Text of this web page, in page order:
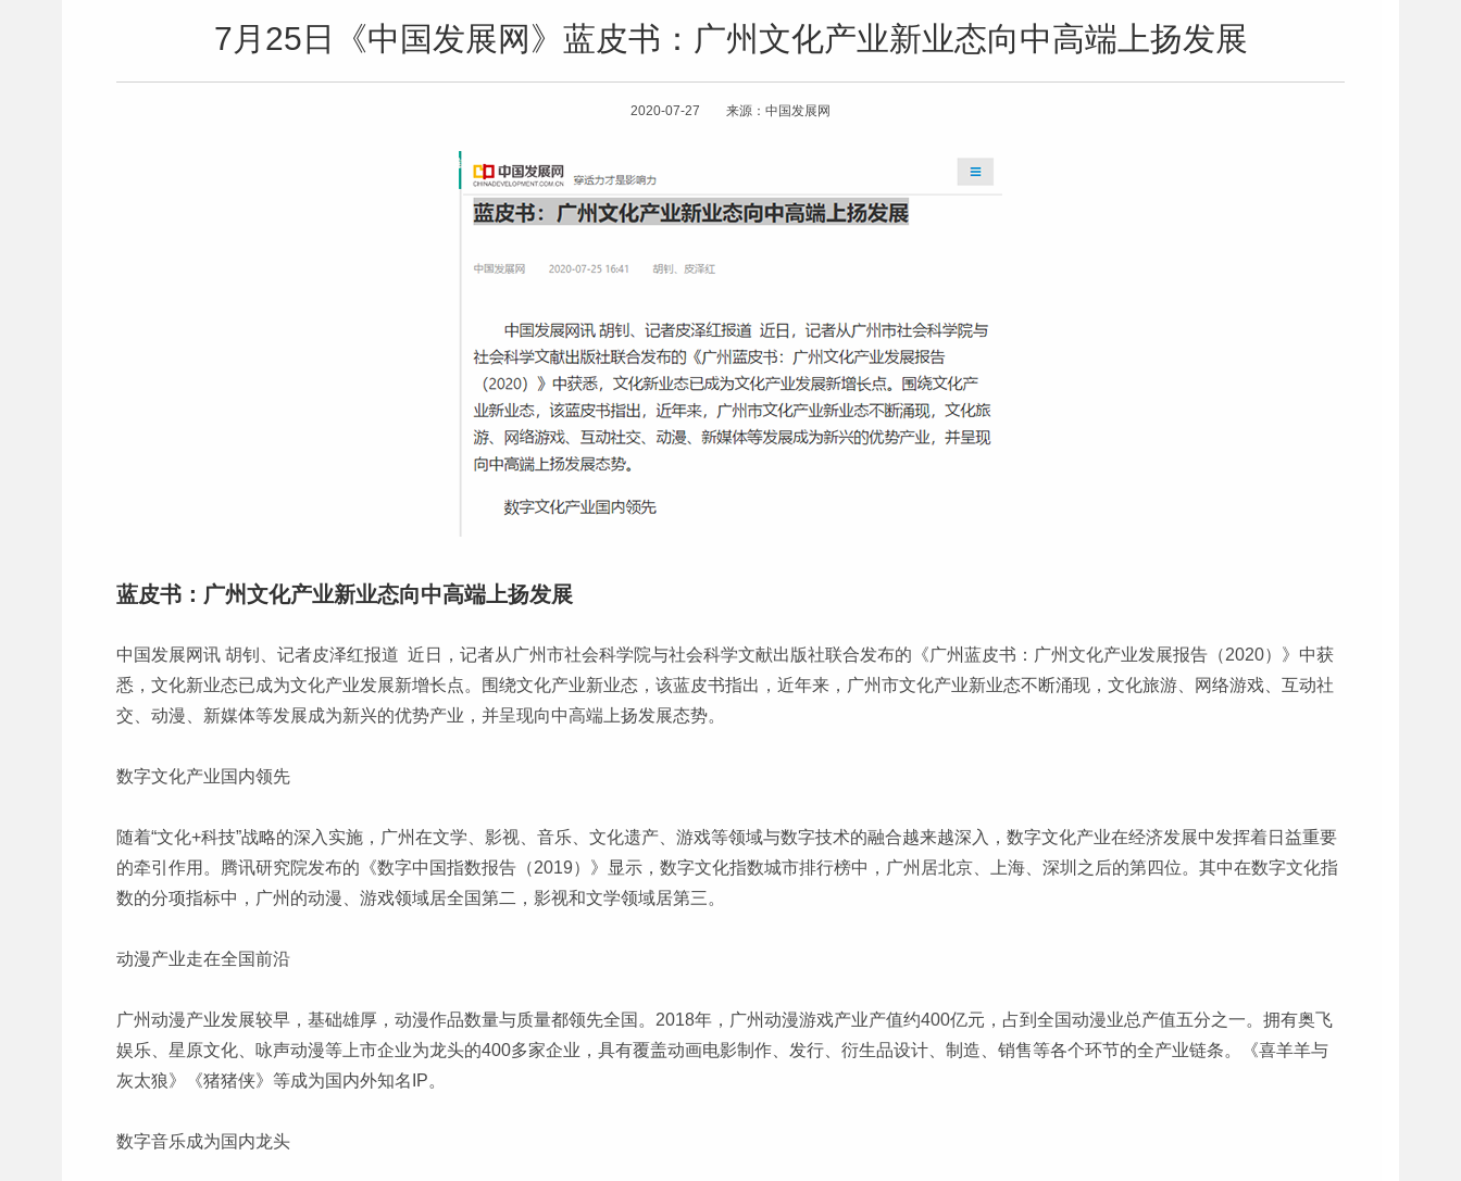
7月25日《中国发展网》蓝皮书：广州文化产业新业态向中高端上扬发展
2020-07-27 来源：中国发展网
蓝皮书：广州文化产业新业态向中高端上扬发展
中国发展网讯 胡钊、记者皮泽红报道 近日，记者从广州市社会科学院与社会科学文献出版社联合发布的《广州蓝皮书：广州文化产业发展报告（2020）》中获
悉，文化新业态已成为文化产业发展新增长点。围绕文化产业新业态，该蓝皮书指出，近年来，广州市文化产业新业态不断涌现，文化旅游、网络游戏、互动社
交、动漫、新媒体等发展成为新兴的优势产业，并呈现向中高端上扬发展态势。
数字文化产业国内领先
随着“文化+科技”战略的深入实施，广州在文学、影视、音乐、文化遗产、游戏等领域与数字技术的融合越来越深入，数字文化产业在经济发展中发挥着日益重要
的牵引作用。腾讯研究院发布的《数字中国指数报告（2019）》显示，数字文化指数城市排行榜中，广州居北京、上海、深圳之后的第四位。其中在数字文化指
数的分项指标中，广州的动漫、游戏领域居全国第二，影视和文学领域居第三。
动漫产业走在全国前沿
广州动漫产业发展较早，基础雄厚，动漫作品数量与质量都领先全国。2018年，广州动漫游戏产业产值约400亿元，占到全国动漫业总产值五分之一。拥有奥飞
娱乐、星原文化、咏声动漫等上市企业为龙头的400多家企业，具有覆盖动画电影制作、发行、衍生品设计、制造、销售等各个环节的全产业链条。《喜羊羊与
灰太狼》《猪猪侠》等成为国内外知名IP。
数字音乐成为国内龙头